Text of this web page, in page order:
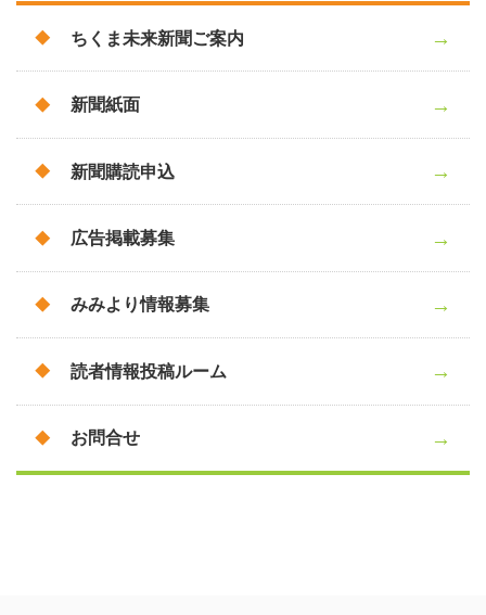
ちくま未来新聞ご案内
新聞紙面
新聞購読申込
広告掲載募集
みみより情報募集
読者情報投稿ルーム
お問合せ